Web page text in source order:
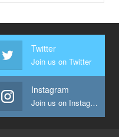
Twitter
Join us on Twitter
Instagram
Join us on Instagram